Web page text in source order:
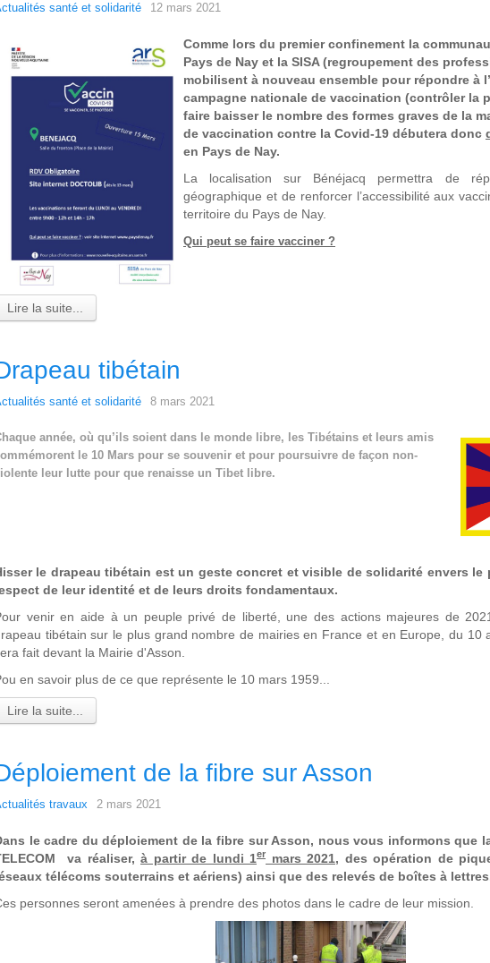
santé et solidarité 12 mars 2021
Comme lors du premier confinement la
Pays de Nay et la SISA (regroupement des
mobilisent à nouveau ensemble pour répondre à
campagne nationale de vaccination (contrôler la
faire baisser le nombre des formes graves de la
de vaccination contre la Covid-19 débutera donc
en Pays de Nay.
La localisation sur Bénéjacq permettra de
géographique et de renforcer l’accessibilité aux
territoire du Pays de Nay.
Qui peut se faire vacciner ?
Lire la suite...
tibétain
santé et solidarité 8 mars 2021
année, où qu’ils soient dans le monde libre, les Tibétains et leurs amis
le 10 Mars pour se souvenir et pour poursuivre de façon non-
leur lutte pour que renaisse un Tibet libre.
le drapeau tibétain est un geste concret et visible de solidarité envers le
de leur identité et de leurs droits fondamentaux.
venir en aide à un peuple privé de liberté, une des actions majeures de
tibétain sur le plus grand nombre de mairies en France et en Europe, du 10
fait devant la Mairie d'Asson.
en savoir plus de ce que représente le 10 mars 1959...
Lire la suite...
de la fibre sur Asson
travaux 2 mars 2021
le cadre du déploiement de la fibre sur Asson, nous vous informons que
va réaliser, à partir de lundi 1er mars 2021, des opération de
télécoms souterrains et aériens) ainsi que des relevés de boîtes à
personnes seront amenées à prendre des photos dans le cadre de leur mission.